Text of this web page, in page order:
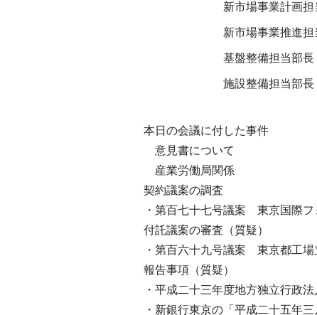
新市場事業計画担
新市場事業推進担
基盤整備担当部長
施設整備担当部長
本日の会議に付した事件
意見書について
産業労働局関係
契約議案の調査
・第百七十七号議案 東京国際
付託議案の審査（質疑）
・第百六十九号議案 東京都工
報告事項（質疑）
・平成二十三年度地方独立行政
・新銀行東京の「平成二十五年